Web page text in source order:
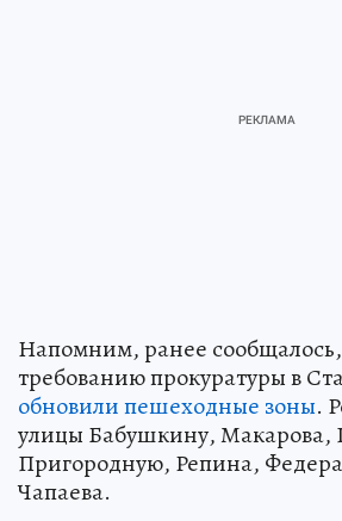
Напомним, ранее
требованию прокуратуры в
обновили пешеходные зоны.
улицы Бабушкину, Макарова,
Пригородную, Репина,
Чапаева.